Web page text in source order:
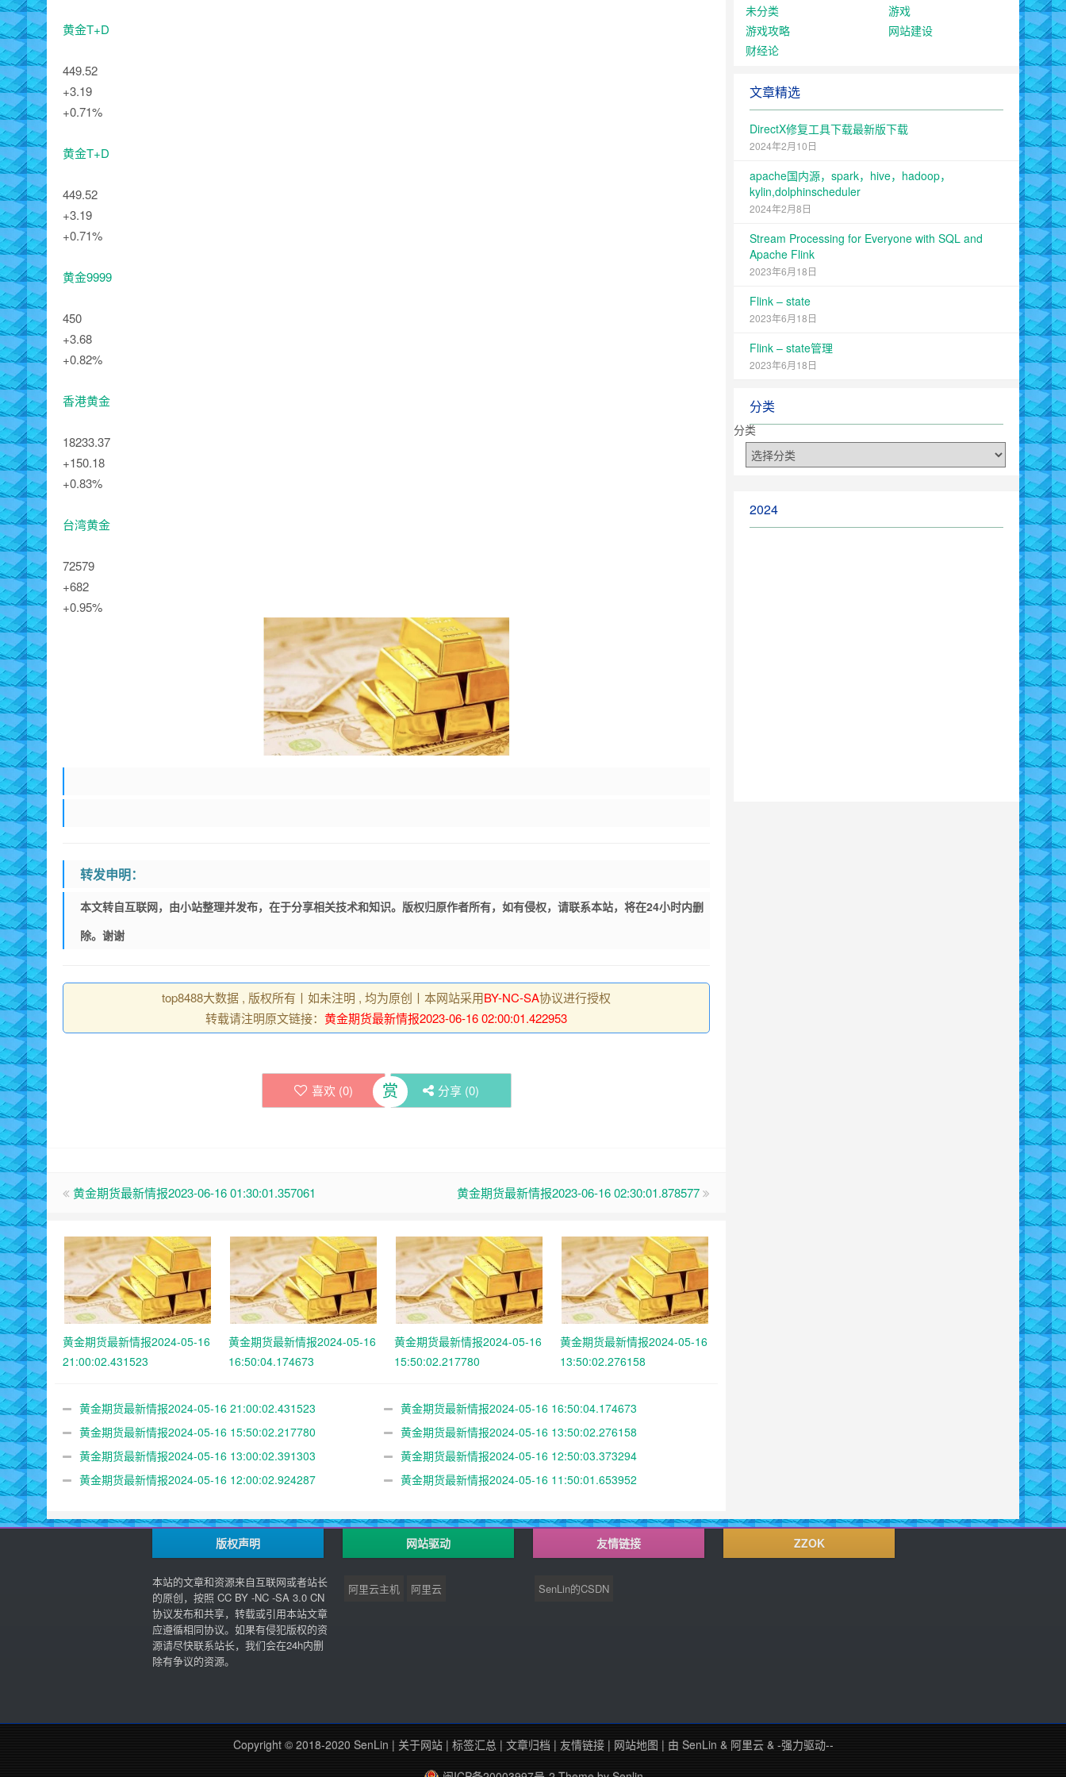
黄金T+D
449.52
+3.19
+0.71%
黄金T+D
449.52
+3.19
+0.71%
黄金9999
450
+3.68
+0.82%
香港黄金
18233.37
+150.18
+0.83%
台湾黄金
72579
+682
+0.95%
转发申明：
本文转自互联网，由小站整理并发布，在于分享相关技术和知识。版权归原作者所有，如有侵权，请联系本站，将在24小时内删
除。谢谢
top8488大数据 , 版权所有丨如未注明 , 均为原创丨本网站采用BY-NC-SA协议进行授权
转载请注明原文链接： 黄金期货最新情报2023-06-16 02:00:01.422953
喜欢 (0) 赏 分享 (0)
黄金期货最新情报2023-06-16 01:30:01.357061 黄金期货最新情报2023-06-16 02:30:01.878577
黄金期货最新情报2024-05-16
21:00:02.431523
黄金期货最新情报2024-05-16
16:50:04.174673
黄金期货最新情报2024-05-16
15:50:02.217780
黄金期货最新情报2024-05-16
13:50:02.276158
黄金期货最新情报2024-05-16 21:00:02.431523
黄金期货最新情报2024-05-16 16:50:04.174673
黄金期货最新情报2024-05-16 15:50:02.217780
黄金期货最新情报2024-05-16 13:50:02.276158
黄金期货最新情报2024-05-16 13:00:02.391303
黄金期货最新情报2024-05-16 12:50:03.373294
黄金期货最新情报2024-05-16 12:00:02.924287
黄金期货最新情报2024-05-16 11:50:01.653952
未分类
游戏
游戏攻略
网站建设
财经论
文章精选
DirectX修复工具下载最新版下载
2024年2月10日
apache国内源，spark，hive，hadoop，
kylin,dolphinscheduler
2024年2月8日
Stream Processing for Everyone with SQL and
Apache Flink
2023年6月18日
Flink – state
2023年6月18日
Flink – state管理
2023年6月18日
分类
分类
2024
版权声明
本站的文章和资源来自互联网或者站长
的原创，按照 CC BY -NC -SA 3.0 CN
协议发布和共享，转载或引用本站文章
应遵循相同协议。如果有侵犯版权的资
源请尽快联系站长，我们会在24h内删
除有争议的资源。
网站驱动
阿里云主机 阿里云
友情链接
SenLin的CSDN
ZZOK
Copyright © 2018-2020 SenLin | 关于网站| 标签汇总 | 文章归档 | 友情链接| 网站地图 | 由 SenLin & 阿里云& -强力驱动--